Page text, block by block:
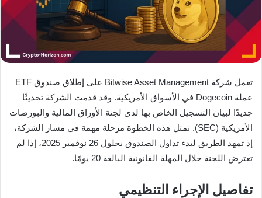
تعمل شركة Bitwise Asset Management على إطلاق صندوق ETF
عملة Dogecoin في الأسواق الأمريكية. وقد قدمت الشركة تحديثًا
جديدًا لبيان التسجيل الخاص بها لدى لجنة الأوراق المالية والبورصات
الأمريكية (SEC). تمثل هذه الخطوة مرحلة مهمة في مسار الشركة،
إذ تمهد الطريق لبدء تداول الصندوق بحلول 26 نوفمبر 2025، إذا لم
تعترض اللجنة خلال المهلة القانونية البالغة 20 يومًا.
تفاصيل الإجراء التنظيمي